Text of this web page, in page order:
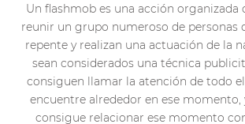
Un flashmob es una acción organizada
reunir un grupo numeroso de personas
repente y realizan una actuación de la
sean considerados una técnica
consiguen llamar la atención de todo
encuentre alrededor en ese momento,
consigue relacionar ese momento